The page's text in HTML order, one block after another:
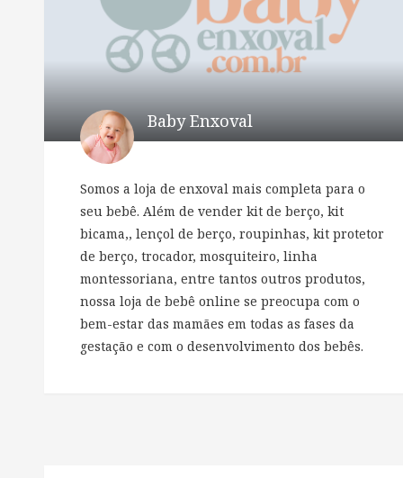
Baby Enxoval
Somos a loja de enxoval mais completa para o
seu bebê. Além de vender kit de berço, kit
bicama,, lençol de berço, roupinhas, kit protetor
de berço, trocador, mosquiteiro, linha
montessoriana, entre tantos outros produtos,
nossa loja de bebê online se preocupa com o
bem-estar das mamães em todas as fases da
gestação e com o desenvolvimento dos bebês.